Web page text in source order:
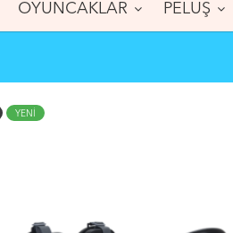
OYUNCAKLAR PELUŞ
YENİ